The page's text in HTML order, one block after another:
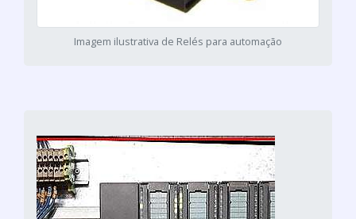
Imagem ilustrativa de Relés para automação